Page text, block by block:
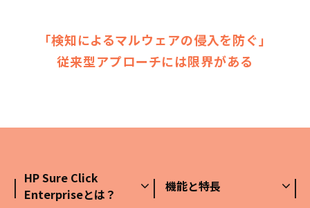
「検知によるマルウェアの侵入を防ぐ」
従来型アプローチには限界がある
HP Sure Click
Enterpriseとは？
機能と特長